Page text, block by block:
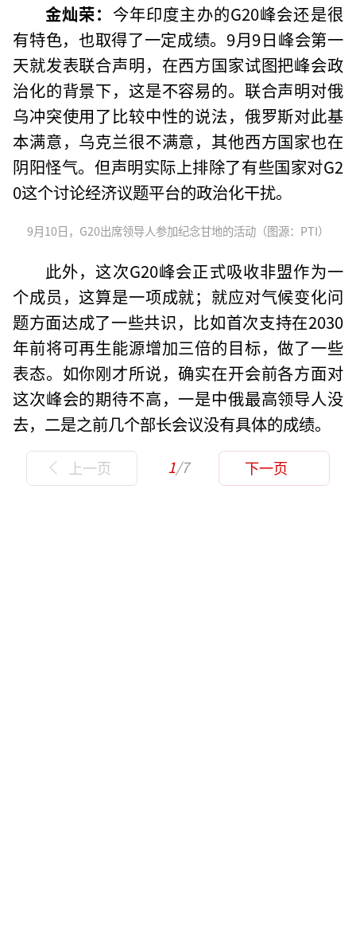
金灿荣： 今年印度主办的G20峰会还是很
有特色，也取得了一定成绩。9月9日峰会第一
天就发表联合声明，在西方国家试图把峰会政
治化的背景下，这是不容易的。联合声明对俄
乌冲突使用了比较中性的说法，俄罗斯对此基
本满意，乌克兰很不满意，其他西方国家也在
阴阳怪气。但声明实际上排除了有些国家对G2
0这个讨论经济议题平台的政治化干扰。
9月10日，G20出席领导人参加纪念甘地的活动（图源：PTI）
此外，这次G20峰会正式吸收非盟作为一
个成员，这算是一项成就；就应对气候变化问
题方面达成了一些共识，比如首次支持在2030
年前将可再生能源增加三倍的目标，做了一些
表态。如你刚才所说，确实在开会前各方面对
这次峰会的期待不高，一是中俄最高领导人没
去，二是之前几个部长会议没有具体的成绩。
上一页 1/7 下一页